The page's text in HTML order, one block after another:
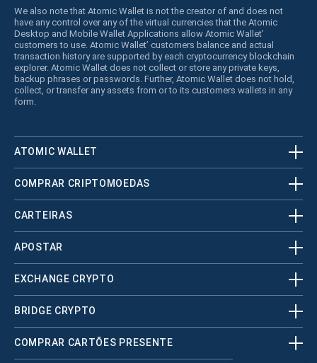
We also note that Atomic Wallet is not the creator of and does not
have any control over any of the virtual currencies that the Atomic
Desktop and Mobile Wallet Applications allow Atomic Wallet’
customers to use. Atomic Wallet’ customers balance and actual
transaction history are supported by each cryptocurrency blockchain
explorer. Atomic Wallet does not collect or store any private keys,
backup phrases or passwords. Further, Atomic Wallet does not hold,
collect, or transfer any assets from or to its customers wallets in any
form.
ATOMIC WALLET
COMPRAR CRIPTOMOEDAS
CARTEIRAS
APOSTAR
EXCHANGE CRYPTO
BRIDGE CRYPTO
COMPRAR CARTÕES PRESENTE